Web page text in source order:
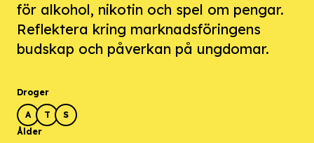
för alkohol, nikotin och spel om pengar.
Reflektera kring marknadsföringens
budskap och påverkan på ungdomar.
Droger
A T
S
Ålder